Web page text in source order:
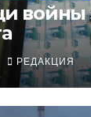
войны
РЕДАКЦИЯ